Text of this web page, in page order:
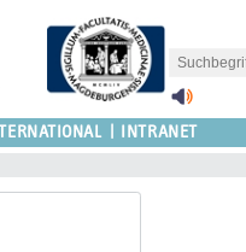
INTRANET